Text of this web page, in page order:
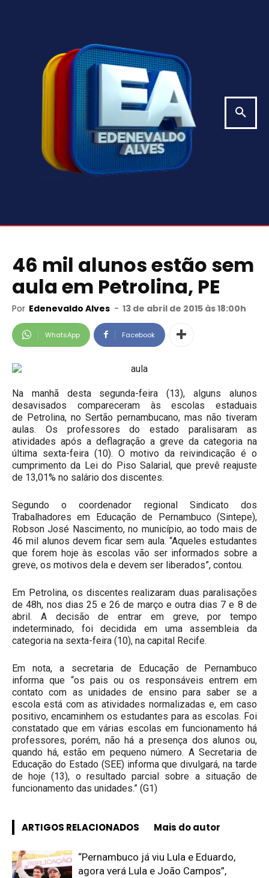
46 mil alunos estão sem
aula em Petrolina, PE
Por Edenevaldo Alves - 13 de abril de 2015 às 18:00h
WhatsApp Facebook
Na manhã desta segunda-feira (13), alguns alunos
desavisados compareceram às escolas estaduais
de Petrolina, no Sertão pernambucano, mas não tiveram
aulas. Os professores do estado paralisaram as
atividades após a deflagração a greve da categoria na
última sexta-feira (10). O motivo da reivindicação é o
cumprimento da Lei do Piso Salarial, que prevê reajuste
de 13,01% no salário dos discentes.
Segundo o coordenador regional Sindicato dos
Trabalhadores em Educação de Pernambuco (Sintepe),
Robson José Nascimento, no município, ao todo mais de
46 mil alunos devem ficar sem aula. “Aqueles estudantes
que forem hoje às escolas vão ser informados sobre a
greve, os motivos dela e devem ser liberados”, contou.
Em Petrolina, os discentes realizaram duas paralisações
de 48h, nos dias 25 e 26 de março e outra dias 7 e 8 de
abril. A decisão de entrar em greve, por tempo
indeterminado, foi decidida em uma assembleia da
categoria na sexta-feira (10), na capital Recife.
Em nota, a secretaria de Educação de Pernambuco
informa que “os pais ou os responsáveis entrem em
contato com as unidades de ensino para saber se a
escola está com as atividades normalizadas e, em caso
positivo, encaminhem os estudantes para as escolas. Foi
constatado que em várias escolas em funcionamento há
professores, porém, não há a presença dos alunos ou,
quando há, estão em pequeno número. A Secretaria de
Educação do Estado (SEE) informa que divulgará, na tarde
de hoje (13), o resultado parcial sobre a situação de
funcionamento das unidades.” (G1)
ARTIGOS RELACIONADOS Mais do autor
“Pernambuco já viu Lula e Eduardo,
agora verá Lula e João Campos”,